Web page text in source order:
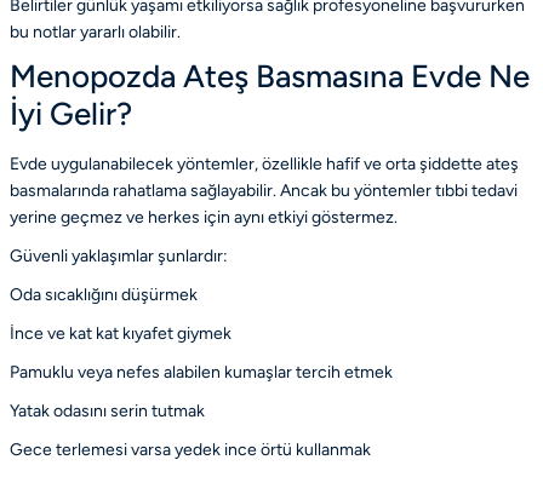
Belirtiler günlük yaşamı etkiliyorsa sağlık profesyoneline başvururken
bu notlar yararlı olabilir.
Menopozda Ateş Basmasına Evde Ne
İyi Gelir?
Evde uygulanabilecek yöntemler, özellikle hafif ve orta şiddette ateş
basmalarında rahatlama sağlayabilir. Ancak bu yöntemler tıbbi tedavi
yerine geçmez ve herkes için aynı etkiyi göstermez.
Güvenli yaklaşımlar şunlardır:
Oda sıcaklığını düşürmek
İnce ve kat kat kıyafet giymek
Pamuklu veya nefes alabilen kumaşlar tercih etmek
Yatak odasını serin tutmak
Gece terlemesi varsa yedek ince örtü kullanmak